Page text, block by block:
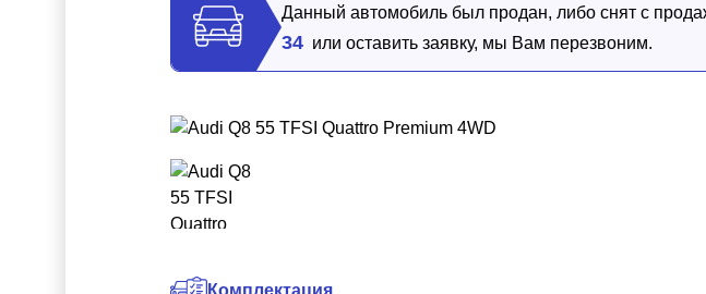
Данный автомобиль был продан, либо снят с
34 или оставить заявку, мы Вам перезвоним.
Комплектация